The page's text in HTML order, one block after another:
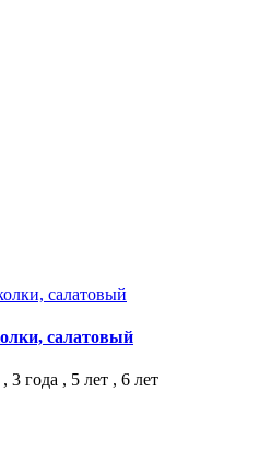
салатовый
3 года , 5 лет , 6 лет